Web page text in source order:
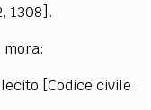
1308].
[Codice civile